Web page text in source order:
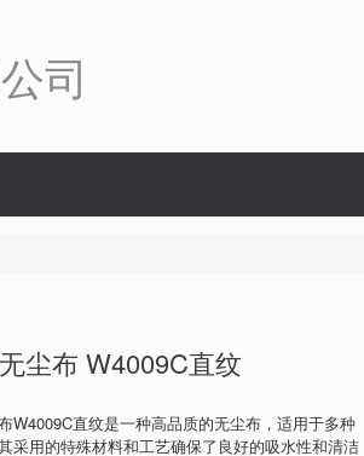
司
尘布 W4009C直纹
W4009C直纹是一种高品质的无尘布，适用于多种
采用的特殊材料和工艺确保了良好的吸水性和清洁